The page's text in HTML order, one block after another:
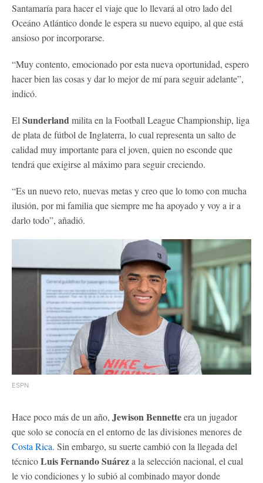
Santamaría para hacer el viaje que lo llevará al otro lado del
Oceáno Atlántico donde le espera su nuevo equipo, al que está
ansioso por incorporarse.
“Muy contento, emocionado por esta nueva oportunidad, espero
hacer bien las cosas y dar lo mejor de mí para seguir adelante”,
indicó.
El Sunderlandmilita en la Football League Championship, liga
de plata de fútbol de Inglaterra, lo cual representa un salto de
calidad muy importante para el joven, quien no esconde que
tendrá que exigirse al máximo para seguir creciendo.
“Es un nuevo reto, nuevas metas y creo que lo tomo con mucha
ilusión, por mi familia que siempre me ha apoyado y voy a ir a
darlo todo”, añadió.
ESPN
Hace poco más de un año, Jewison Bennetteera un jugador
que solo se conocía en el entorno de las divisiones menores de
Costa Rica. Sin embargo, su suerte cambió con la llegada del
técnicoLuis Fernando Suáreza la selección nacional, el cual
le vio condiciones y lo subió al combinado mayor donde